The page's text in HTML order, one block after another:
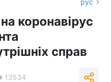
рус
коронавірус
справ
13534